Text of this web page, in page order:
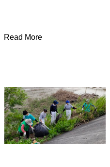
Read More